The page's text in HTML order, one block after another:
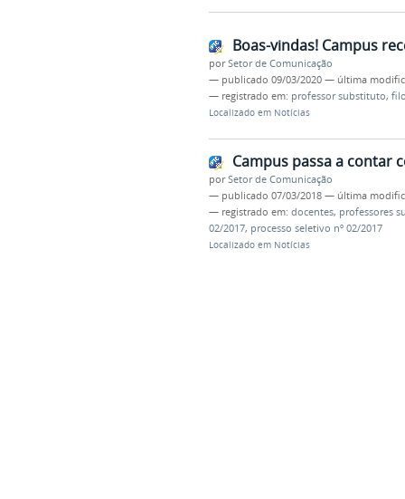
Boas-vindas! Campus
porSetor de Comunicação
— publicado 09/03/2020 — última
— registrado em: professor substituto,
Localizado em Notícias
Campus passa a contar
porSetor de Comunicação
— publicado 07/03/2018 — última
— registrado em: docentes, professores
02/2017, processo seletivo nº 02/2017
Localizado em Notícias